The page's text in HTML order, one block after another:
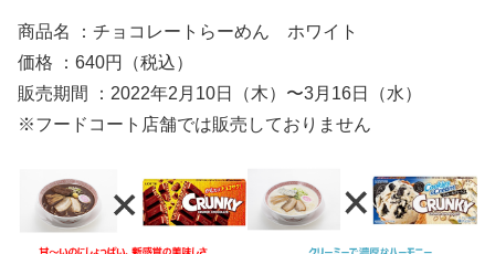
商品名 ：チョコレートらーめん ホワイト
価格 ：640円（税込）
販売期間 ：2022年2月10日（木）〜3月16日（水）
※フードコート店舗では販売しておりません